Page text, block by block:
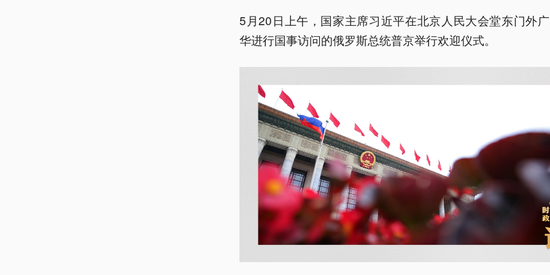
5月20日上午，国家主席习近平在北京人民大会堂东门外
华进行国事访问的俄罗斯总统普京举行欢迎仪式。